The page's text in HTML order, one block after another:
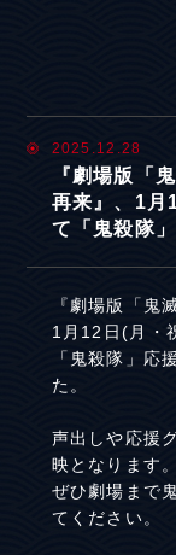
2025.12.28
『劇場版「
再来』、1月
て「鬼殺隊
『劇場版「鬼
1月12日(月・
「鬼殺隊」応
た。
声出しや応援
映となります。
ぜひ劇場まで
てください。